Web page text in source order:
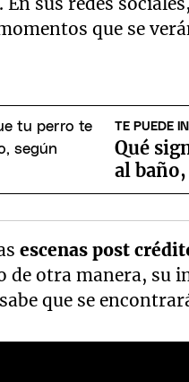
que se
TE PUEDE
Qué
al
escenas post
de otra manera, su
que se